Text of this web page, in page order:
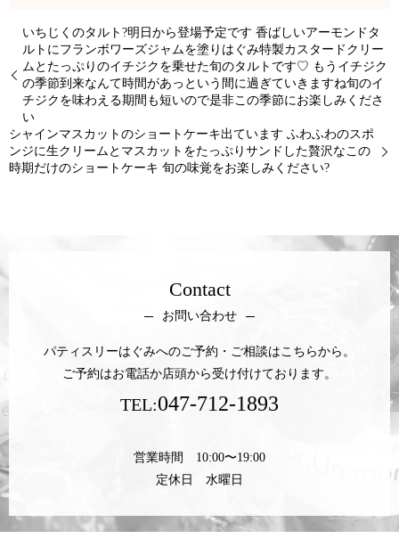
いちじくのタルト?明日から登場予定です 香ばしいアーモンドタ
ルトにフランボワーズジャムを塗りはぐみ特製カスタードクリー
ムとたっぷりのイチジクを乗せた旬のタルトです♡ もうイチジク
の季節到来なんて時間があっという間に過ぎていきますね旬のイ
チジクを味わえる期間も短いので是非この季節にお楽しみくださ
い
シャインマスカットのショートケーキ出ています ふわふわのスポ
ンジに生クリームとマスカットをたっぷりサンドした贅沢なこの
時期だけのショートケーキ 旬の味覚をお楽しみください?
Contact
お問い合わせ
パティスリーはぐみへのご予約・ご相談はこちらから。
ご予約はお電話か店頭から受け付けております。
TEL:047-712-1893
営業時間 10:00〜19:00
定休日 水曜日